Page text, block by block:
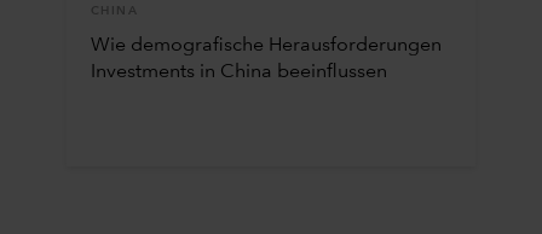
CHINA
Wie demografische Herausforderungen
Investments in China beeinflussen